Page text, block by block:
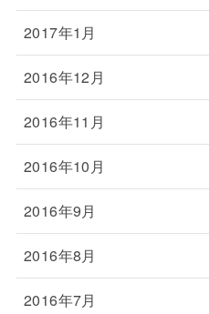
2017年1月
2016年12月
2016年11月
2016年10月
2016年9月
2016年8月
2016年7月